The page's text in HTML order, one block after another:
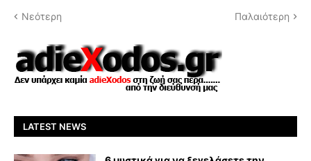
Νεότερη Παλαιότερη
LATEST NEWS